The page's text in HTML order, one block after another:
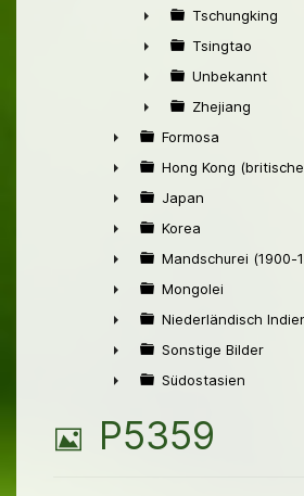
►
►
Tschungking
►
Tsingtao
►
Unbekannt
►
Zhejiang
►
Formosa
►
Hong Kong
►
Japan
►
Korea
►
Mandschurei (1900-
►
Mongolei
►
Niederländisch
►
Sonstige Bilder
Südostasien
B
P5359